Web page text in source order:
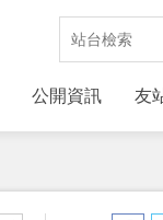
公開資訊 友